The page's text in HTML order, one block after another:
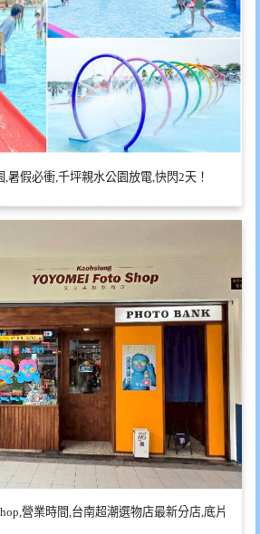
暑假必衝,千坪親水公園放電,快閃2天！
營業時間,台南超潮選物店最新分店,底片